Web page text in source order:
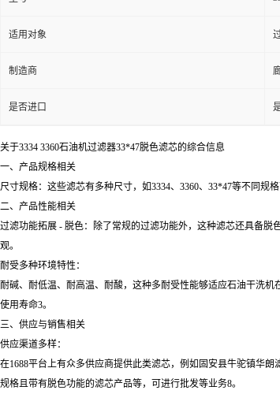
适用对象
制造商
是否进口
关于3334 3360石油机过滤器33*47脱色滤芯的综合信息
一、产品规格相关
尺寸规格：这些滤芯有多种尺寸，如3334、3360、33*47等不同规
二、产品性能相关
过滤功能拓展 - 脱色：除了常规的过滤功能外，这种滤芯还具备
观。
耐受多种环境特性：
耐碱、耐低温、耐高温、耐酸，这种多耐受性能够适应石油干洗
使用寿命3。
三、供应与销售相关
供应渠道多样：
在1688平台上有众多供应商提供此类滤芯，例如固安县牛驼镇华
规格且带有脱色功能的滤芯产品等，可进行批发等业务8。